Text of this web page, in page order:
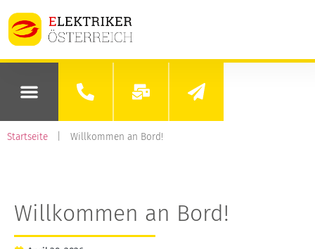
Startseite Willkommen an Bord!
Willkommen an Bord!